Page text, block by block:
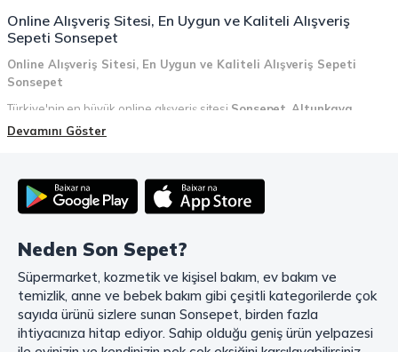
Online Alışveriş Sitesi, En Uygun ve Kaliteli Alışveriş
Sepeti Sonsepet
Online Alışveriş Sitesi, En Uygun ve Kaliteli Alışveriş Sepeti
Sonsepet
Türkiye'nin en büyük online alışveriş sitesi Sonsepet Altunkaya
Holdinggüvencesiyle hizmet vermektedir! Sonsepet, online alışveriş
teslimat ve güvenli ödeme seçenekleriyle, alışveriş yaparken
zamanınızı ve paranızı en verimli şekilde kullanırsınız.
Mahmood Coffee ile Kahve Keyfinizi Sonsepet'te Yaşayın!
Mahmood Coffee markasının eşsiz lezzetleriyle tanışın ve kahve
keyfinizi doruklara çıkarın. Filtre ve çekirdek kahve, kapsül kahve,
granül kahve, gold kahve, klasik kahve ve Türk kahvesi gibi birbirinden
lezzetli seçenekler arasından favorinizi seçin. Eğer pratik ve hızlı bir
kahve arıyorsanız, hazır Türk kahvesi ve cappuccino gibi seçenekler de
Devamını Göster
Neden Son Sepet?
Süpermarket, kozmetik ve kişisel bakım, ev bakım ve
temizlik, anne ve bebek bakım gibi çeşitli kategorilerde çok
sayıda ürünü sizlere sunan Sonsepet, birden fazla
ihtiyacınıza hitap ediyor. Sahip olduğu geniş ürün yelpazesi